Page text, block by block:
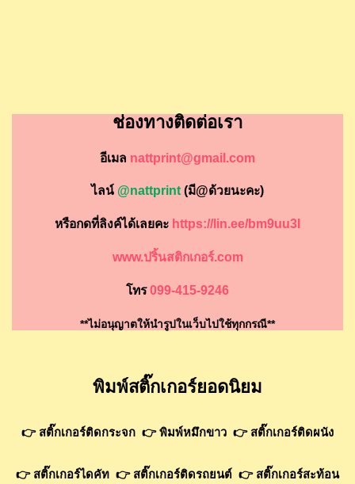
ช่องทางติดต่อเรา
อีเมล nattprint@gmail.com
ไลน์ @nattprint(มี@ด้วยนะคะ)
หรือกดที่ลิงค์ได้เลยคะ https://lin.ee/bm9uu3I
www.ปริ้นสติกเกอร์.com
โทร 099-415-9246
**ไม่อนุญาตให้นำรูปในเว็บไปใช้ทุกกรณี**
พิมพ์สติ๊กเกอร์ยอดนิยม
👉 สติ๊กเกอร์ติดกระจก 👉พิมพ์หมึกขาว 👉 สติ๊กเกอร์ติดผนัง
👉 สติ๊กเกอร์ไดคัท 👉สติ๊กเกอร์ติดรถยนต์ 👉สติ๊กเกอร์สะท้อน